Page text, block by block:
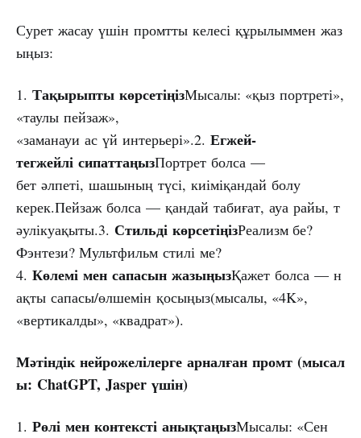
Сурет жасау үшін промтты келесі құрылыммен жаз
ыңыз:
1. Тақырыпты көрсетіңізМысалы: «қыз портреті»,
«таулы пейзаж»,
«заманауи ас үй интерьері».2. Егжей-
тегжейлі сипаттаңызПортрет болса —
бет әлпеті, шашының түсі, киіміқандай болу
керек.Пейзаж болса — қандай табиғат, ауа райы, т
әулікуақыты.3. Стильді көрсетіңізРеализм бе?
Фэнтези? Мультфильм стилі ме?
4. Көлемі мен сапасын жазыңызҚажет болса — н
ақты сапасы/өлшемін қосыңыз(мысалы, «4K»,
«вертикалды», «квадрат»).
Мәтіндік нейрожелілерге арналған промт (мысал
ы: ChatGPT, Jasper үшін)
1. Рөлі мен контексті анықтаңызМысалы: «Сен